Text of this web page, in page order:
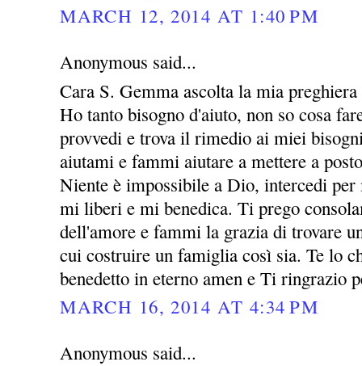
MARCH 12, 2014 AT 1:40 PM
Anonymous said...
Cara S. Gemma ascolta la mia
Ho tanto bisogno d'aiuto, non so cosa
provvedi e trova il rimedio ai miei
aiutami e fammi aiutare a mettere a
Niente è impossibile a Dio, intercedi per
mi liberi e mi benedica. Ti prego
dell'amore e fammi la grazia di trovare
cui costruire un famiglia così sia. Te lo
benedetto in eterno amen e Ti ringrazio
MARCH 16, 2014 AT 4:34 PM
Anonymous said...